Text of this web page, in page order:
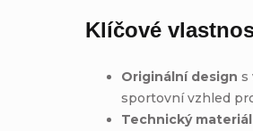
Klíčové
Originální design s
sportovní vzhled
Technický